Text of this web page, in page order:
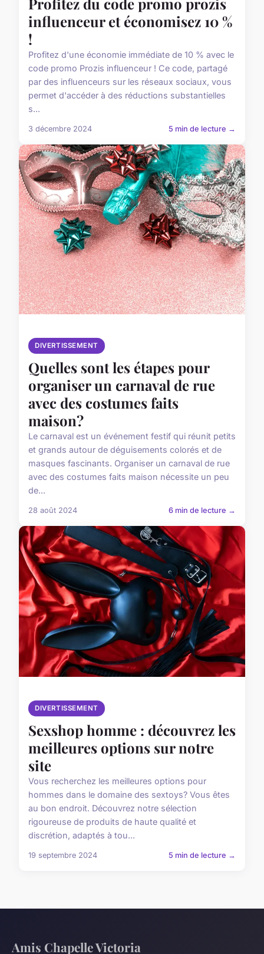
influenceur et économisez 10 %
!
Profitez d'une économie immédiate de 10 % avec le
code promo Prozis influenceur ! Ce code, partagé
par des influenceurs sur les réseaux sociaux, vous
permet d'accéder à des réductions substantielles
s...
3 décembre 2024 5 min de lecture →
DIVERTISSEMENT
Quelles sont les étapes pour
organiser un carnaval de rue
avec des costumes faits
maison?
Le carnaval est un événement festif qui réunit petits
et grands autour de déguisements colorés et de
masques fascinants. Organiser un carnaval de rue
avec des costumes faits maison nécessite un peu
de...
28 août 2024 6 min de lecture →
DIVERTISSEMENT
Sexshop homme : découvrez les
meilleures options sur notre
site
Vous recherchez les meilleures options pour
hommes dans le domaine des sextoys? Vous êtes
au bon endroit. Découvrez notre sélection
rigoureuse de produits de haute qualité et
discrétion, adaptés à tou...
19 septembre 2024 5 min de lecture →
Amis Chapelle Victoria